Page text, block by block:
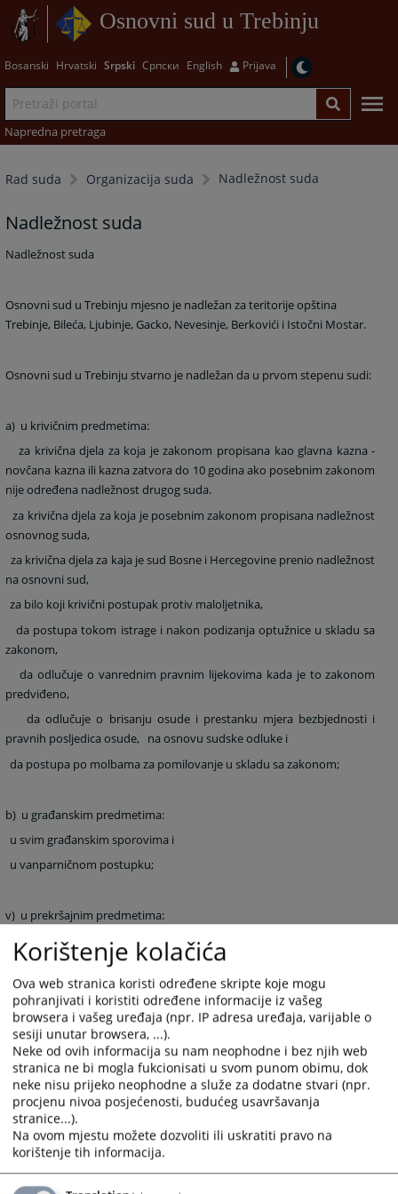
Osnovni sud u Trebinju
Bosanski Hrvatski Srpski Српски English Prijava
Napredna pretraga
Rad suda Organizacija suda Nadležnost suda
Nadležnost suda
Nadležnost suda
Osnovni sud u Trebinju mjesno je nadležan za teritorije opština
Trebinje, Bileća, Ljubinje, Gacko, Nevesinje, Berkovići i Istočni Mostar.
Osnovni sud u Trebinju stvarno je nadležan da u prvom stepenu sudi:
a) u krivičnim predmetima:
za krivična djela za koja je zakonom propisana kao glavna kazna -
novčana kazna ili kazna zatvora do 10 godina ako posebnim zakonom
nije određena nadležnost drugog suda.
za krivična djela za koja je posebnim zakonom propisana nadležnost
osnovnog suda,
za krivična djela za kaja je sud Bosne i Hercegovine prenio nadležnost
na osnovni sud,
za bilo koji krivični postupak protiv maloljetnika,
da postupa tokom istrage i nakon podizanja optužnice u skladu sa
zakonom,
da odlučuje o vanrednim pravnim lijekovima kada je to zakonom
predviđeno,
da odlučuje o brisanju osude i prestanku mjera bezbjednosti i
pravnih posljedica osude,
na osnovu sudske odluke i
da postupa po molbama za pomilovanje u skladu sa zakonom;
b) u građanskim predmetima:
u svim građanskim sporovima i
u vanparničnom postupku;
v) u prekršajnim predmetima:
u svim prekršajnim predmetima,
prekršajnim predmetima iz oblasti poreza i carina iz mjesne
nadležnosti Okružnog suda u Trebinju,
o zahtjevima za ponavljanje prekršajnog postupka;
g) u drugim predmetima:
da sprovodi izvršni postupak, ako zakonom nije drugačije
da određuje mjere obezbjeđenja, ako zakonom nije drugačije
određeno,
Korištenje kolačića
Ova web stranica koristi određene skripte koje mogu
pohranjivati i koristiti određene informacije iz vašeg
browsera i vašeg uređaja (npr. IP adresa uređaja, varijable o
sesiji unutar browsera, ...).
Neke od ovih informacija su nam neophodne i bez njih web
stranica ne bi mogla fukcionisati u svom punom obimu, dok
neke nisu prijeko neophodne a služe za dodatne stvari (npr.
procjenu nivoa posjećenosti, budućeg usavršavanja
stranice...).
Na ovom mjestu možete dozvoliti ili uskratiti pravo na
korištenje tih informacija.